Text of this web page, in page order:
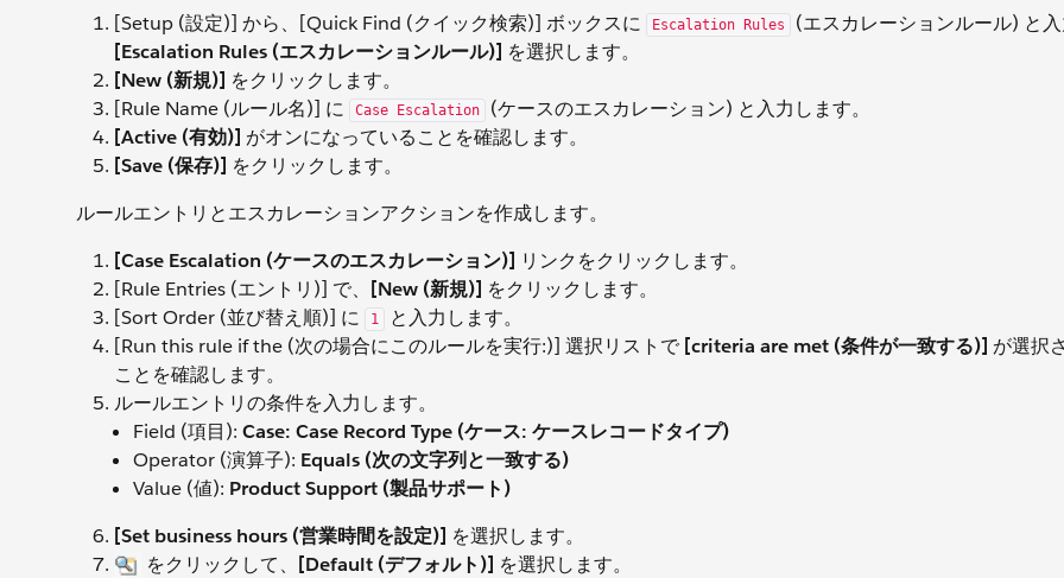
[Setup (設定)] から、[Quick Find (クイック検索)] ボックスに
Escalation Rules
(エスカレーションルール) と入
[Escalation Rules (エスカレーションルール)] を選択します。
[New (新規)] をクリックします。
[Rule Name (ルール名)] に
Case Escalation
(ケースのエスカレーション) と入力します。
[Active (有効)] がオンになっていることを確認します。
[Save (保存)] をクリックします。
ルールエントリとエスカレーションアクションを作成します。
[Case Escalation (ケースのエスカレーション)] リンクをクリックします。
[Rule Entries (エントリ)] で、 [New (新規)] をクリックします。
[Sort Order (並び替え順)] に
1
と入力します。
[Run this rule if the (次の場合にこのルールを実行:)] 選択リストで [criteria are met (条件が一致する)] が選択
ことを確認します。
ルールエントリの条件を入力します。
Field (項目): Case: Case Record Type (ケース: ケースレコードタイプ)
Operator (演算子): Equals (次の文字列と一致する)
Value (値): Product Support (製品サポート)
[Set business hours (営業時間を設定)] を選択します。
をクリックして、 [Default (デフォルト)] を選択します。